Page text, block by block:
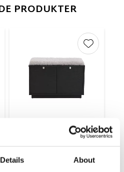
Details About
PRODUKTER
till i favoriter
Confetti Bänk
Svart - Ljusgrå
Lägg till